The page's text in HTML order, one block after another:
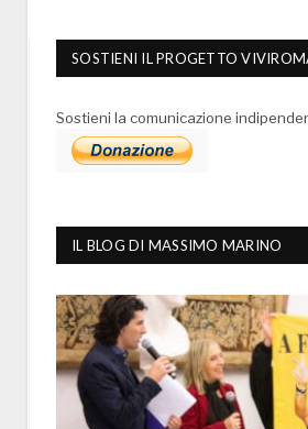
SOSTIENI IL PROGETTO
Sostieni la comunicazione
IL BLOG DI MASSIMO MARINO